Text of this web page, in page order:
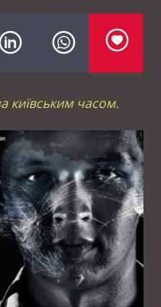
київським часом.